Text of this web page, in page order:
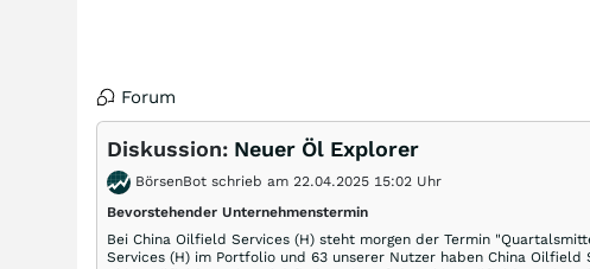
Forum
Diskussion: Neuer Öl Explorer
BörsenBot schrieb am 22.04.2025 15:02 Uhr
Bevorstehender Unternehmenstermin
Bei China Oilfield Services (H) steht morgen der Termin
Services (H) im Portfolio und 63 unserer Nutzer haben China